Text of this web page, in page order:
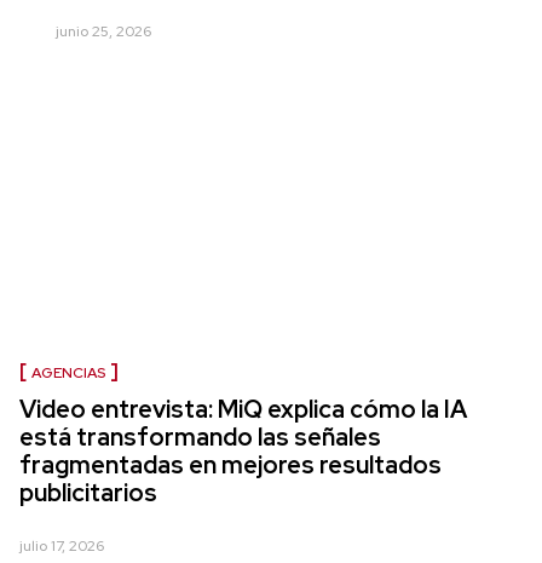
junio 25, 2026
AGENCIAS
Video entrevista: MiQ explica cómo la IA
está transformando las señales
fragmentadas en mejores resultados
publicitarios
julio 17, 2026